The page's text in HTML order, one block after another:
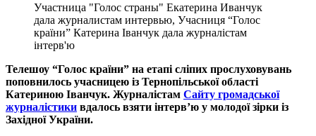
Участница "Голос страны" Екатерина Иванчук
дала журналистам интервью, Учасниця “Голос
країни” Катерина Іванчук дала журналістам
інтерв'ю
Телешоу “Голос країни” на етапі сліпих прослуховувань
поповнилось учасницею із Тернопільської області
Катериною Іванчук. Журналістам Сайту громадської
журналістики вдалось взяти інтерв’ю у молодої зірки із
Західної України.